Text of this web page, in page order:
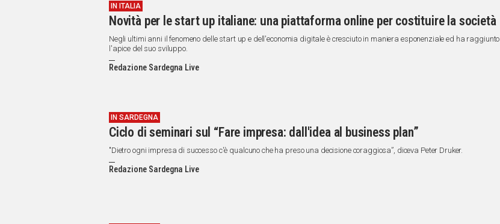
IN ITALIA
Novità per le start up italiane: una piattaforma online per costituire la società
Negli ultimi anni il fenomeno delle start up e dell'economia digitale è cresciuto in maniera esponenziale ed ha raggiunto
l'apice del suo sviluppo.
Redazione Sardegna Live
IN SARDEGNA
Ciclo di seminari sul “Fare impresa: dall'idea al business plan”
"Dietro ogni impresa di successo c'è qualcuno che ha preso una decisione coraggiosa”, diceva Peter Druker.
Redazione Sardegna Live